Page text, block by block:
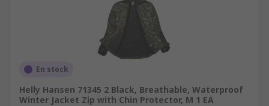
En stock
Helly Hansen 71345 2 Black, Breathable, Waterproof
Winter Jacket Zip with Chin Protector, M 1 EA